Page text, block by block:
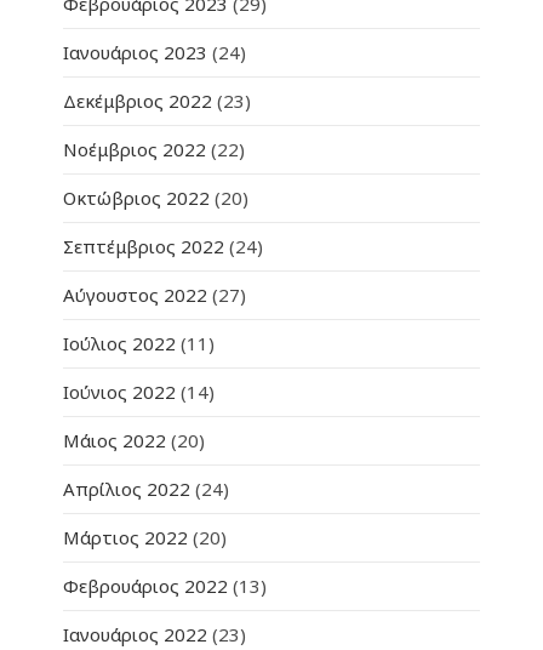
Ιανουάριος 2023 (24)
Δεκέμβριος 2022 (23)
Νοέμβριος 2022 (22)
Οκτώβριος 2022 (20)
Σεπτέμβριος 2022 (24)
Αύγουστος 2022 (27)
Ιούλιος 2022 (11)
Ιούνιος 2022 (14)
Μάιος 2022 (20)
Απρίλιος 2022 (24)
Μάρτιος 2022 (20)
Φεβρουάριος 2022 (13)
Ιανουάριος 2022 (23)